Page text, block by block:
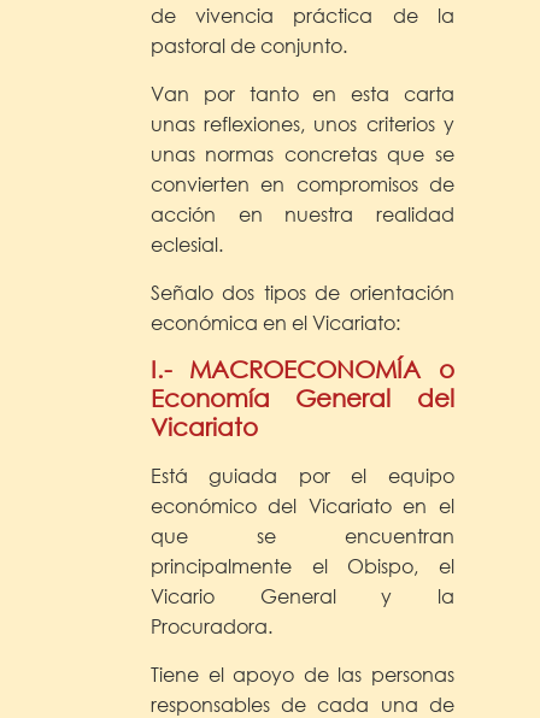
de vivencia práctica de la
pastoral de conjunto.
Van por tanto en esta carta
unas reflexiones, unos criterios y
unas normas concretas que se
convierten en compromisos de
acción en nuestra realidad
eclesial.
Señalo dos tipos de orientación
económica en el Vicariato:
I.- MACROECONOMÍA o
Economía General del
Vicariato
Está guiada por el equipo
económico del Vicariato en el
que se encuentran
principalmente el Obispo, el
Vicario General y la
Procuradora.
Tiene el apoyo de las personas
responsables de cada una de